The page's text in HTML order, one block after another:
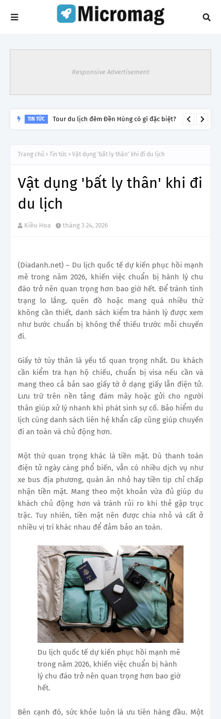
Responsive Advertisement
TIN TỨC Tour du lịch đêm Đền Hùng có gì đặc biệt?
Trang chủ Tin tức Vật dụng 'bất ly thân' khi đi du lịch
Vật dụng 'bất ly thân' khi đi
du lịch
Kiều Hoa tháng 3 24, 2026
(Diadanh.net) – Du lịch quốc tế dự kiến phục hồi mạnh
mẽ trong năm 2026, khiến việc chuẩn bị hành lý chu
đáo trở nên quan trọng hơn bao giờ hết. Để tránh tình
trạng lo lắng, quên đồ hoặc mang quá nhiều thứ
không cần thiết, danh sách kiểm tra hành lý được xem
như bước chuẩn bị không thể thiếu trước mỗi chuyến
đi.
Giấy tờ tùy thân là yếu tố quan trọng nhất. Du khách
cần kiểm tra hạn hộ chiếu, chuẩn bị visa nếu cần và
mang theo cả bản sao giấy tờ ở dạng giấy lẫn điện tử.
Lưu trữ trên nền tảng đám mây hoặc gửi cho người
thân giúp xử lý nhanh khi phát sinh sự cố. Bảo hiểm du
lịch cùng danh sách liên hệ khẩn cấp cũng giúp chuyến
đi an toàn và chủ động hơn.
Một thứ quan trọng khác là tiền mặt. Dù thanh toán
điện tử ngày càng phổ biến, vẫn có nhiều dịch vụ như
xe bus địa phương, quán ăn nhỏ hay tiền tip chỉ chấp
nhận tiền mặt. Mang theo một khoản vừa đủ giúp du
khách chủ động hơn và tránh rủi ro khi thẻ gặp trục
trặc. Tuy nhiên, tiền mặt nên được chia nhỏ và cất ở
nhiều vị trí khác nhau để đảm bảo an toàn.
Du lịch quốc tế dự kiến phục hồi mạnh mẽ
trong năm 2026, khiến việc chuẩn bị hành
lý chu đáo trở nên quan trọng hơn bao giờ
hết.
Bên cạnh đó, sức khỏe luôn là ưu tiên hàng đầu. Một